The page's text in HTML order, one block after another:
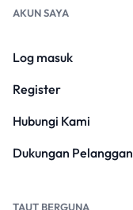
AKUN SAYA
Log masuk
Register
Hubungi Kami
Dukungan Pelanggan
TAUT BERGUNA